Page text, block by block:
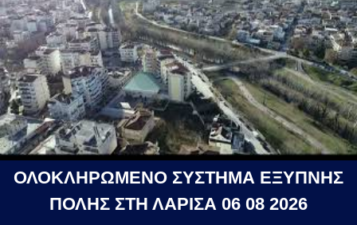
ΟΛΟΚΛΗΡΩΜΕΝΟ ΣΥΣΤΗΜΑ ΕΞΥΠΝΗΣ
ΠΟΛΗΣ ΣΤΗ ΛΑΡΙΣΑ 06 08 2026